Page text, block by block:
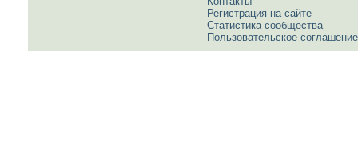
Регистрация на сайте
Статистика сообщества
Пользовательское соглашение